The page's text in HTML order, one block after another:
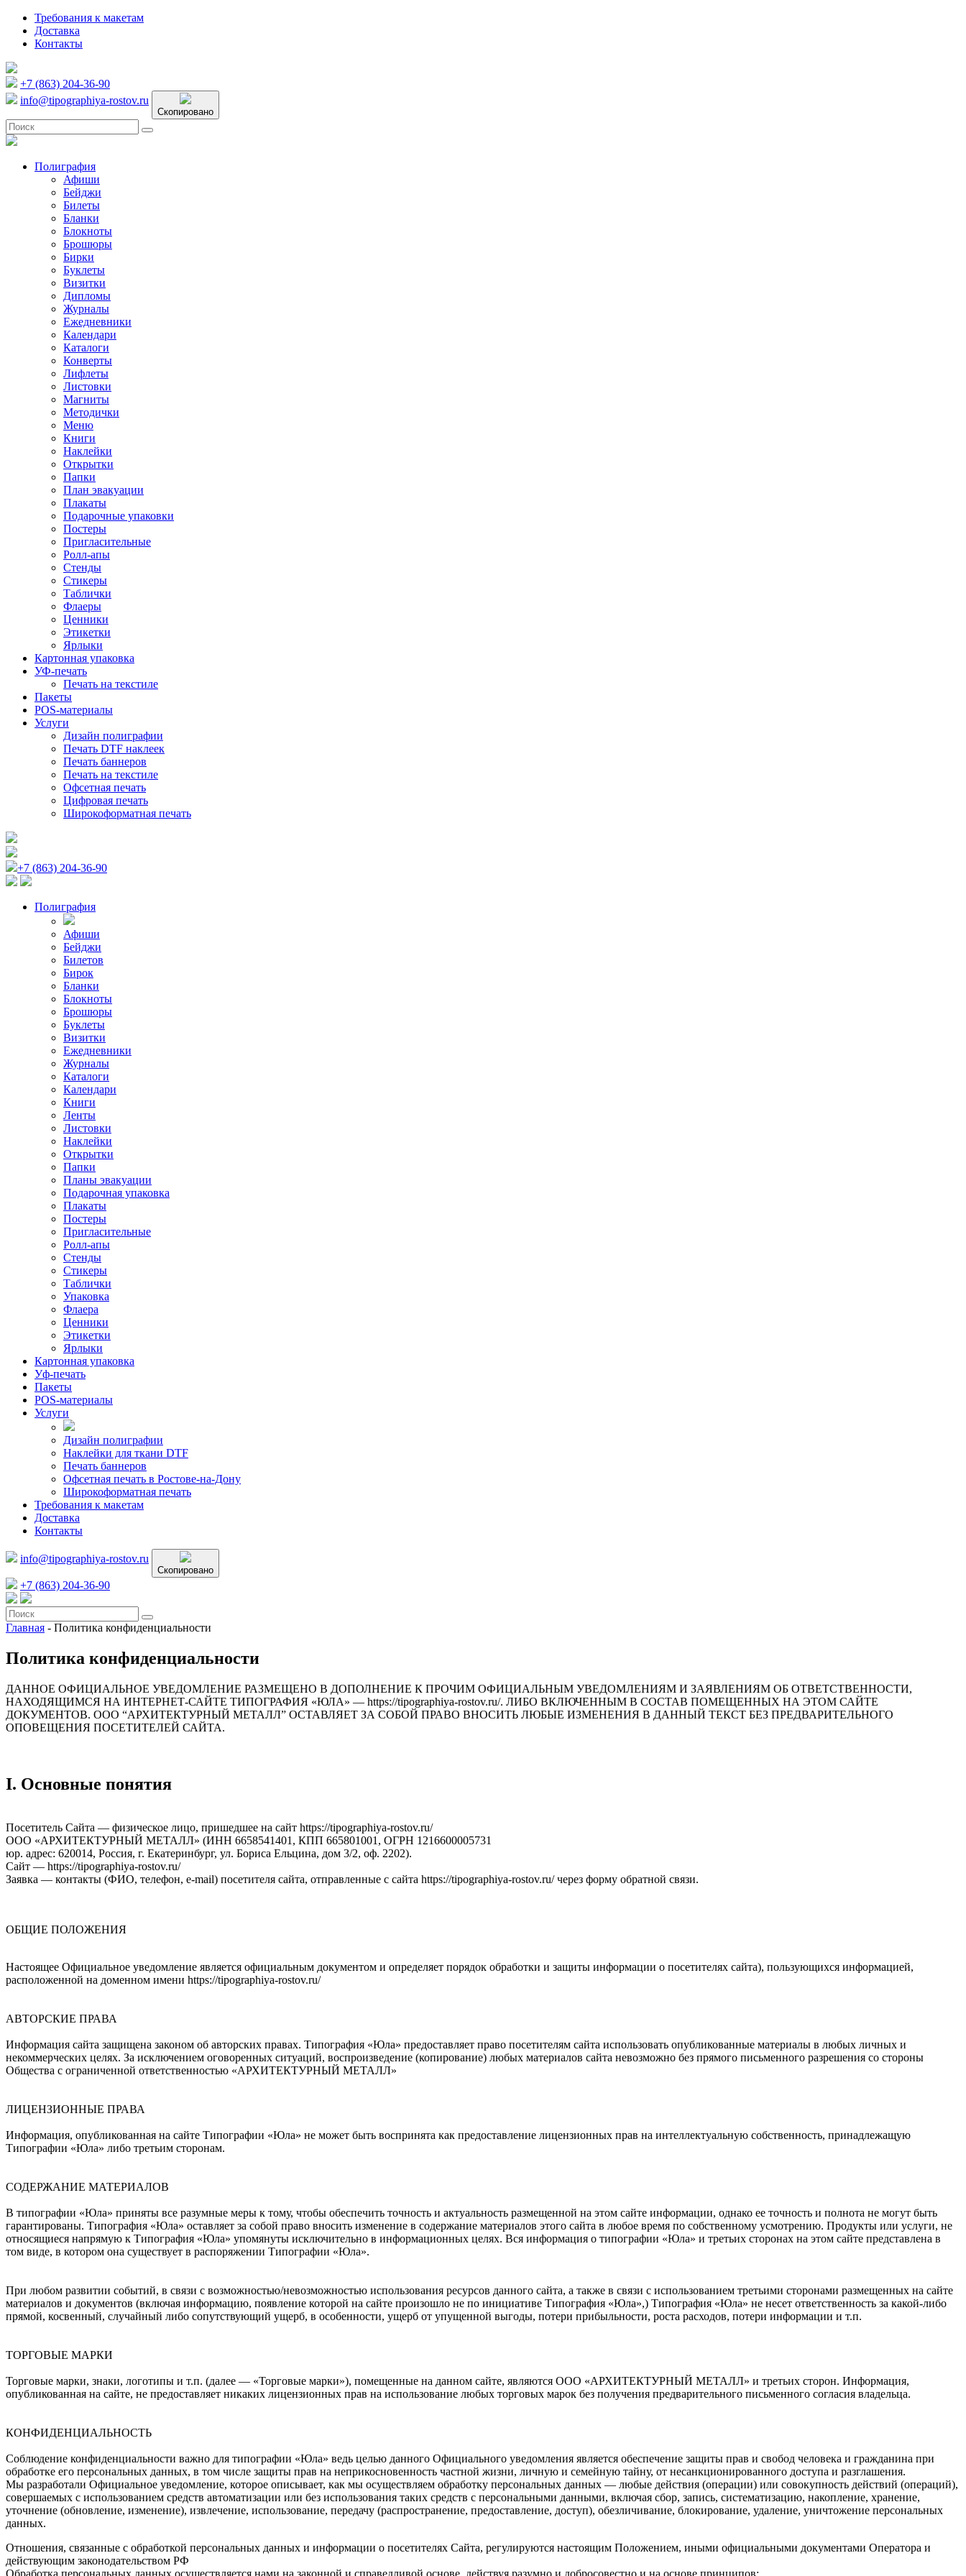
Требования к макетам
Доставка
Контакты
+7 (863) 204-36-90
info@tipographiya-rostov.ru
Скопировано
Полиграфия
Афиши
Бейджи
Билеты
Бланки
Блокноты
Брошюры
Бирки
Буклеты
Визитки
Дипломы
Журналы
Ежедневники
Календари
Каталоги
Конверты
Лифлеты
Листовки
Магниты
Методички
Меню
Книги
Наклейки
Открытки
Папки
План эвакуации
Плакаты
Подарочные упаковки
Постеры
Пригласительные
Ролл-апы
Стенды
Стикеры
Таблички
Флаеры
Ценники
Этикетки
Ярлыки
Картонная упаковка
УФ-печать
Печать на текстиле
Пакеты
POS-материалы
Услуги
Дизайн полиграфии
Печать DTF наклеек
Печать баннеров
Печать на текстиле
Офсетная печать
Цифровая печать
Широкоформатная печать
+7 (863) 204-36-90
Полиграфия
Афиши
Бейджи
Билетов
Бирок
Бланки
Блокноты
Брошюры
Буклеты
Визитки
Ежедневники
Журналы
Каталоги
Календари
Книги
Ленты
Листовки
Наклейки
Открытки
Папки
Планы эвакуации
Подарочная упаковка
Плакаты
Постеры
Пригласительные
Ролл-апы
Стенды
Стикеры
Таблички
Упаковка
Флаера
Ценники
Этикетки
Ярлыки
Картонная упаковка
Уф-печать
Пакеты
POS-материалы
Услуги
Дизайн полиграфии
Наклейки для ткани DTF
Печать баннеров
Офсетная печать в Ростове-на-Дону
Широкоформатная печать
Требования к макетам
Доставка
Контакты
info@tipographiya-rostov.ru
Скопировано
+7 (863) 204-36-90
Главная - Политика конфиденциальности
Политика конфиденциальности
ДАННОЕ ОФИЦИАЛЬНОЕ УВЕДОМЛЕНИЕ РАЗМЕЩЕНО В ДОПОЛНЕНИЕ К ПРОЧИМ ОФИЦИАЛЬНЫМ УВЕДОМЛЕНИЯМ И ЗАЯВЛЕНИЯМ ОБ ОТВЕТСТВЕННОСТИ,
НАХОДЯЩИМСЯ НА ИНТЕРНЕТ-САЙТЕ ТИПОГРАФИЯ «ЮЛА» — https://tipographiya-rostov.ru/. ЛИБО ВКЛЮЧЕННЫМ В СОСТАВ ПОМЕЩЕННЫХ НА ЭТОМ САЙТЕ
ДОКУМЕНТОВ. ООО “АРХИТЕКТУРНЫЙ МЕТАЛЛ” ОСТАВЛЯЕТ ЗА СОБОЙ ПРАВО ВНОСИТЬ ЛЮБЫЕ ИЗМЕНЕНИЯ В ДАННЫЙ ТЕКСТ БЕЗ ПРЕДВАРИТЕЛЬНОГО
ОПОВЕЩЕНИЯ ПОСЕТИТЕЛЕЙ САЙТА.
I. Основные понятия
Посетитель Сайта — физическое лицо, пришедшее на сайт https://tipographiya-rostov.ru/
ООО «АРХИТЕКТУРНЫЙ МЕТАЛЛ» (ИНН 6658541401, КПП 665801001, ОГРН 1216600005731
юр. адрес: 620014, Россия, г. Екатеринбург, ул. Бориса Ельцина, дом 3/2, оф. 2202).
Сайт — https://tipographiya-rostov.ru/
Заявка — контакты (ФИО, телефон, e-mail) посетителя сайта, отправленные с сайта https://tipographiya-rostov.ru/ через форму обратной связи.
ОБЩИЕ ПОЛОЖЕНИЯ
Настоящее Официальное уведомление является официальным документом и определяет порядок обработки и защиты информации о посетителях сайта), пользующихся информацией,
расположенной на доменном имени https://tipographiya-rostov.ru/
АВТОРСКИЕ ПРАВА
Информация сайта защищена законом об авторских правах. Типография «Юла» предоставляет право посетителям сайта использовать опубликованные материалы в любых личных и
некоммерческих целях. За исключением оговоренных ситуаций, воспроизведение (копирование) любых материалов сайта невозможно без прямого письменного разрешения со стороны
Общества с ограниченной ответственностью «АРХИТЕКТУРНЫЙ МЕТАЛЛ»
ЛИЦЕНЗИОННЫЕ ПРАВА
Информация, опубликованная на сайте Типографии «Юла» не может быть воспринята как предоставление лицензионных прав на интеллектуальную собственность, принадлежащую
Типографии «Юла» либо третьим сторонам.
СОДЕРЖАНИЕ МАТЕРИАЛОВ
В типографии «Юла» приняты все разумные меры к тому, чтобы обеспечить точность и актуальность размещенной на этом сайте информации, однако ее точность и полнота не могут быть
гарантированы. Типография «Юла» оставляет за собой право вносить изменение в содержание материалов этого сайта в любое время по собственному усмотрению. Продукты или услуги, не
относящиеся напрямую к Типография «Юла» упомянуты исключительно в информационных целях. Вся информация о типографии «Юла» и третьих сторонах на этом сайте представлена в
том виде, в котором она существует в распоряжении Типографии «Юла».
При любом развитии событий, в связи с возможностью/невозможностью использования ресурсов данного сайта, а также в связи с использованием третьими сторонами размещенных на сайте
материалов и документов (включая информацию, появление которой на сайте произошло не по инициативе Типография «Юла»,) Типография «Юла» не несет ответственность за какой-либо
прямой, косвенный, случайный либо сопутствующий ущерб, в особенности, ущерб от упущенной выгоды, потери прибыльности, роста расходов, потери информации и т.п.
ТОРГОВЫЕ МАРКИ
Торговые марки, знаки, логотипы и т.п. (далее — «Торговые марки»), помещенные на данном сайте, являются ООО «АРХИТЕКТУРНЫЙ МЕТАЛЛ» и третьих сторон. Информация,
опубликованная на сайте, не предоставляет никаких лицензионных прав на использование любых торговых марок без получения предварительного письменного согласия владельца.
КОНФИДЕНЦИАЛЬНОСТЬ
Соблюдение конфиденциальности важно для типографии «Юла» ведь целью данного Официального уведомления является обеспечение защиты прав и свобод человека и гражданина при
обработке его персональных данных, в том числе защиты прав на неприкосновенность частной жизни, личную и семейную тайну, от несанкционированного доступа и разглашения.
Мы разработали Официальное уведомление, которое описывает, как мы осуществляем обработку персональных данных — любые действия (операции) или совокупность действий (операций),
совершаемых с использованием средств автоматизации или без использования таких средств с персональными данными, включая сбор, запись, систематизацию, накопление, хранение,
уточнение (обновление, изменение), извлечение, использование, передачу (распространение, предоставление, доступ), обезличивание, блокирование, удаление, уничтожение персональных
данных.
Отношения, связанные с обработкой персональных данных и информации о посетителях Сайта, регулируются настоящим Положением, иными официальными документами Оператора и
действующим законодательством РФ
Обработка персональных данных осуществляется нами на законной и справедливой основе, действуя разумно и добросовестно и на основе принципов: